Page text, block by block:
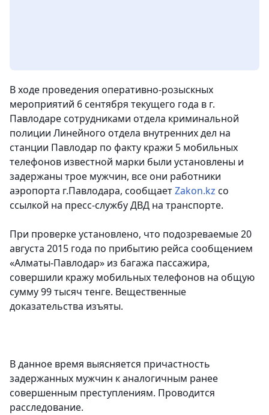
В ходе проведения оперативно-розыскных
мероприятий 6 сентября текущего года в г.
Павлодаре сотрудниками отдела криминальной
полиции Линейного отдела внутренних дел на
станции Павлодар по факту кражи 5 мобильных
телефонов известной марки были установлены и
задержаны трое мужчин, все они работники
аэропорта г.Павлодара, сообщаетZakon.kz со
ссылкой на пресс-службу ДВД на транспорте.
При проверке установлено, что подозреваемые 20
августа 2015 года по прибытию рейса сообщением
«Алматы-Павлодар» из багажа пассажира,
совершили кражу мобильных телефонов на общую
сумму 99 тысяч тенге. Вещественные
доказательства изъяты.
В данное время выясняется причастность
задержанных мужчин к аналогичным ранее
совершенным преступлениям. Проводится
расследование.